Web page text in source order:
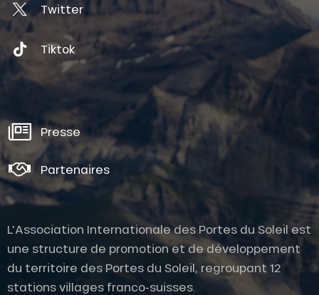
Twitter
Tiktok
Presse
Partenaires
L'Association Internationale des Portes du Soleil est
une structure de promotion et de développement
du territoire des Portes du Soleil, regroupant 12
stations villages franco-suisses.